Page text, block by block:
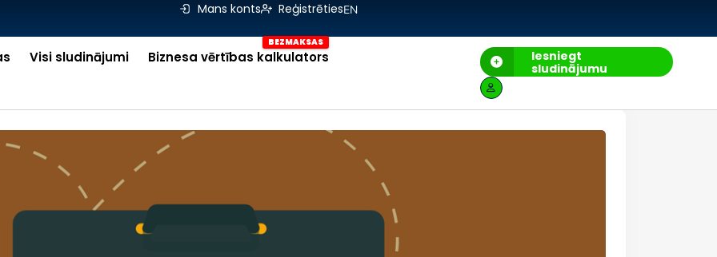
Mans konts ReģistrētiesEN
Visi sludinājumi
Biznesa vērtības kalkulators
Iesniegt
sludinājumu